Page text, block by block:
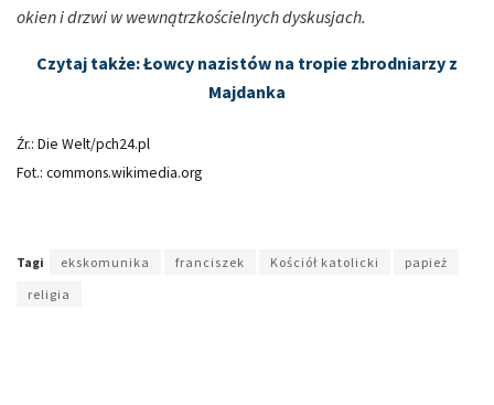
okien i drzwi w wewnątrzkościelnych dyskusjach.
Czytaj także: Łowcy nazistów na tropie zbrodniarzy z
Majdanka
Źr.: Die Welt/pch24.pl
Fot.: commons.wikimedia.org
Tagi ekskomunika franciszek Kościół katolicki
papież
religia